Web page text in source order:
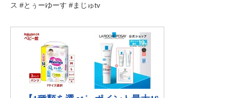
ス #とぅーゆーす #まじゅtv